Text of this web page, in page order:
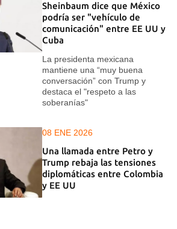
Sheinbaum dice que México
podría ser "vehículo de
comunicación" entre EE UU y
Cuba
La presidenta mexicana
mantiene una “muy buena
conversación” con Trump y
destaca el "respeto a las
soberanías"
08 ENE 2026
Una llamada entre Petro y
Trump rebaja las tensiones
diplomáticas entre Colombia
y EE UU